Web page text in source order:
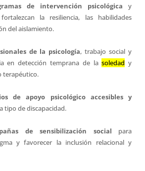
de intervención psicológica y
la resiliencia, las habilidades
del aislamiento.
de la psicología, trabajo social y
en detección temprana de lasoledad y
terapéutico.
de apoyo psicológico accesibles y
tipo de discapacidad.
de sensibilización social para
y favorecer la inclusión relacional y